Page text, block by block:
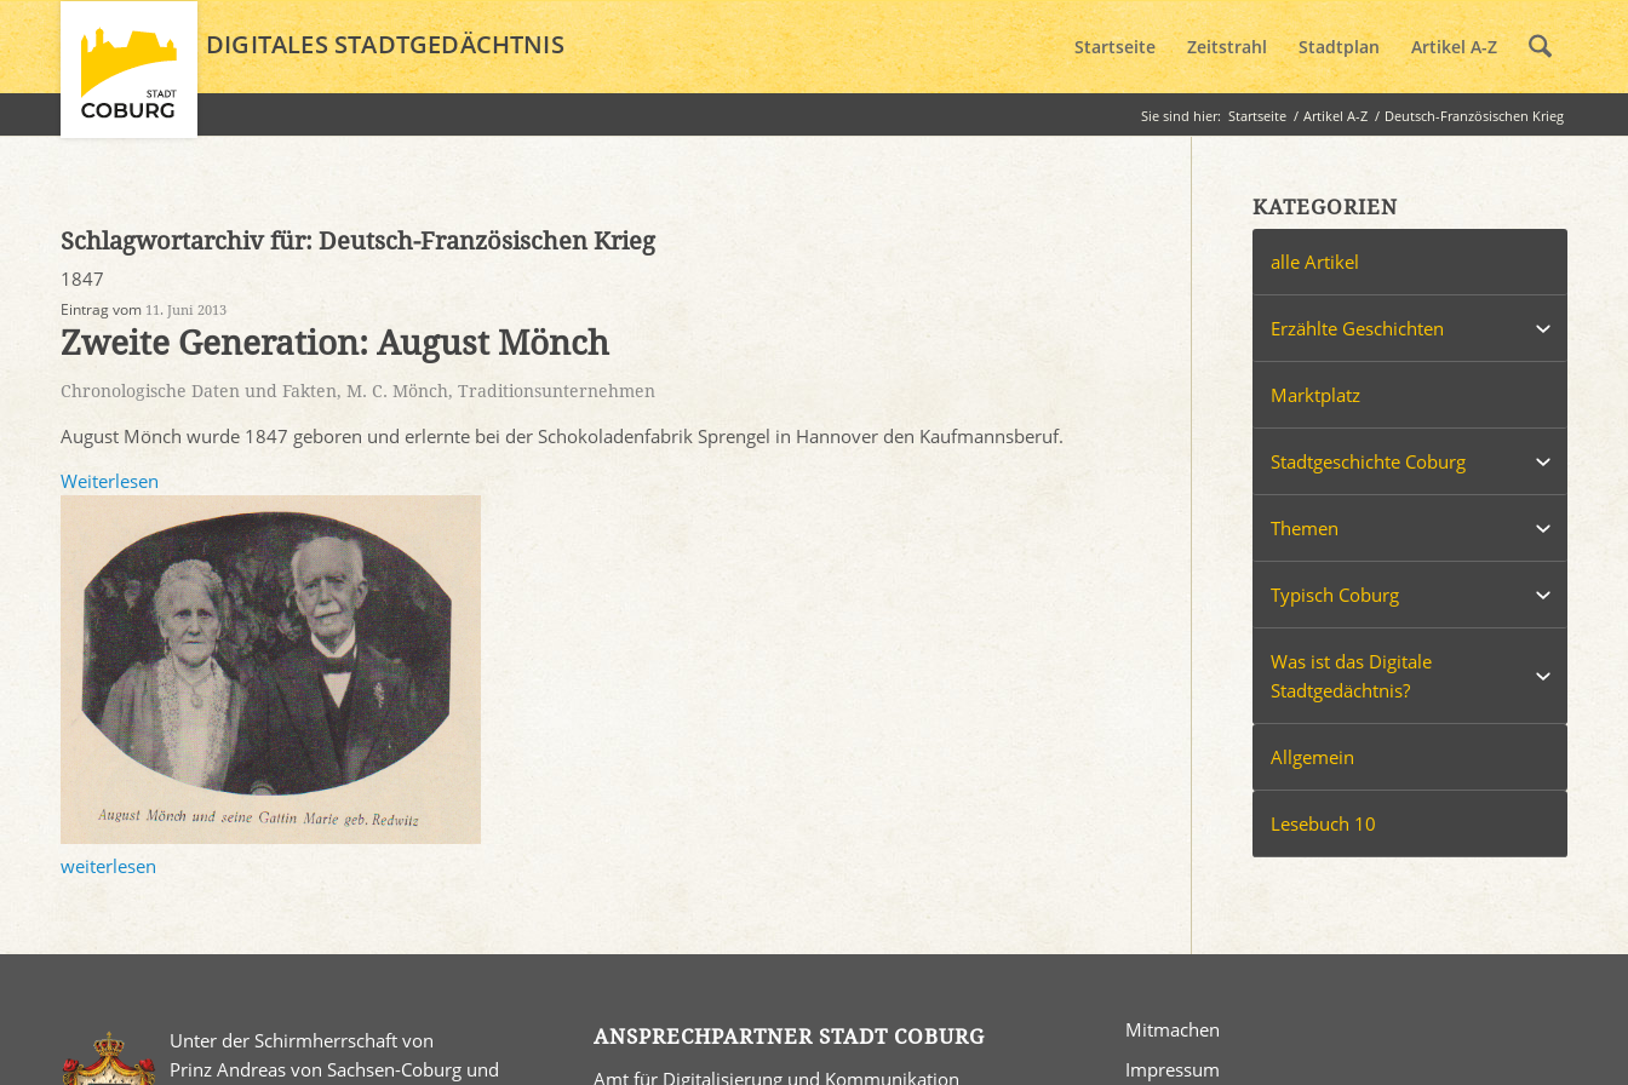
DIGITALES STADTGEDÄCHTNIS Startseite Zeitstrahl Stadtplan Artikel A-Z
Sie sind hier: Startseite / Artikel A-Z / Deutsch-Französischen Krieg
Schlagwortarchiv für: Deutsch-Französischen Krieg
1847
Eintrag vom 11. Juni 2013
Zweite Generation: August Mönch
Chronologische Daten und Fakten, M. C. Mönch, Traditionsunternehmen
August Mönch wurde 1847 geboren und erlernte bei der Schokoladenfabrik Sprengel in Hannover den Kaufmannsberuf.
Weiterlesen
weiterlesen
KATEGORIEN
alle Artikel
Erzählte Geschichten
Marktplatz
Stadtgeschichte Coburg
Themen
Typisch Coburg
Was ist das Digitale
Stadtgedächtnis?
Allgemein
Lesebuch 10
Unter der Schirmherrschaft von
Prinz Andreas von Sachsen-Coburg und
ANSPRECHPARTNER STADT COBURG
Amt für Digitalisierung und Kommunikation
Mitmachen
Impressum